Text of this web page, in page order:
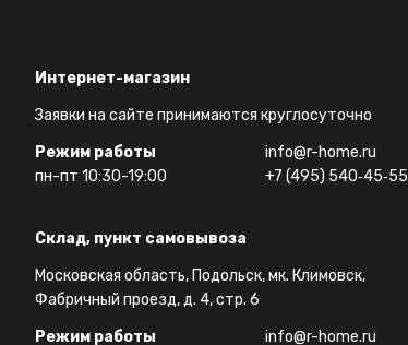
Интернет-магазин
Заявки на сайте принимаются круглосуточно
Режим работы
пн-пт 10:30-19:00
info@r-home.ru
+7 (495) 540‑45‑55
Склад, пункт самовывоза
Московская область, Подольск, мк. Климовск,
Фабричный проезд, д. 4, стр. 6
Режим работы
info@r-home.ru